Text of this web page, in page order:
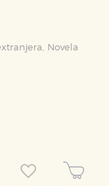
Novela